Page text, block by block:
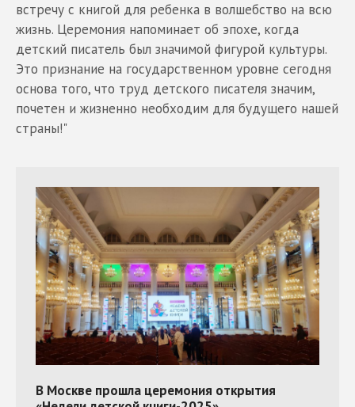
встречу с книгой для ребенка в волшебство на всю
жизнь. Церемония напоминает об эпохе, когда
детский писатель был значимой фигурой культуры.
Это признание на государственном уровне сегодня
основа того, что труд детского писателя значим,
почетен и жизненно необходим для будущего нашей
страны!"